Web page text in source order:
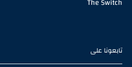
تابعونا على